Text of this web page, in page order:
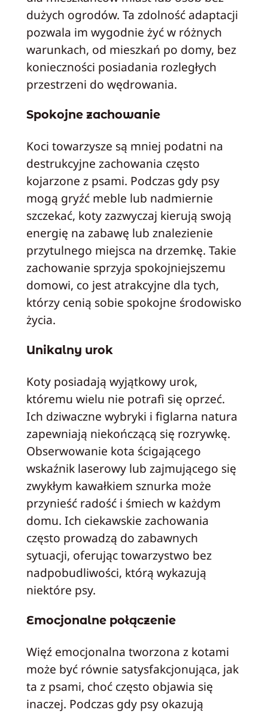
dużych ogrodów. Ta zdolność adaptacji
pozwala im wygodnie żyć w różnych
warunkach, od mieszkań po domy, bez
konieczności posiadania rozległych
przestrzeni do wędrowania.
Spokojne zachowanie
Koci towarzysze są mniej podatni na
destrukcyjne zachowania często
kojarzone z psami. Podczas gdy psy
mogą gryźć meble lub nadmiernie
szczekać, koty zazwyczaj kierują swoją
energię na zabawę lub znalezienie
przytulnego miejsca na drzemkę. Takie
zachowanie sprzyja spokojniejszemu
domowi, co jest atrakcyjne dla tych,
którzy cenią sobie spokojne środowisko
życia.
Unikalny urok
Koty posiadają wyjątkowy urok,
któremu wielu nie potrafi się oprzeć.
Ich dziwaczne wybryki i figlarna natura
zapewniają niekończącą się rozrywkę.
Obserwowanie kota ścigającego
wskaźnik laserowy lub zajmującego się
zwykłym kawałkiem sznurka może
przynieść radość i śmiech w każdym
domu. Ich ciekawskie zachowania
często prowadzą do zabawnych
sytuacji, oferując towarzystwo bez
nadpobudliwości, którą wykazują
niektóre psy.
Emocjonalne połączenie
Więź emocjonalna tworzona z kotami
może być równie satysfakcjonująca, jak
ta z psami, choć często objawia się
inaczej. Podczas gdy psy okazują